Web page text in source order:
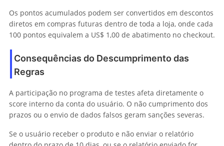
Os pontos acumulados podem ser convertidos em descontos
diretos em compras futuras dentro de toda a loja, onde cada
100 pontos equivalem a US$ 1,00 de abatimento no checkout.
Consequências do Descumprimento das
Regras
A participação no programa de testes afeta diretamente o
score interno da conta do usuário. O não cumprimento dos
prazos ou o envio de dados falsos geram sanções severas.
Se o usuário receber o produto e não enviar o relatório